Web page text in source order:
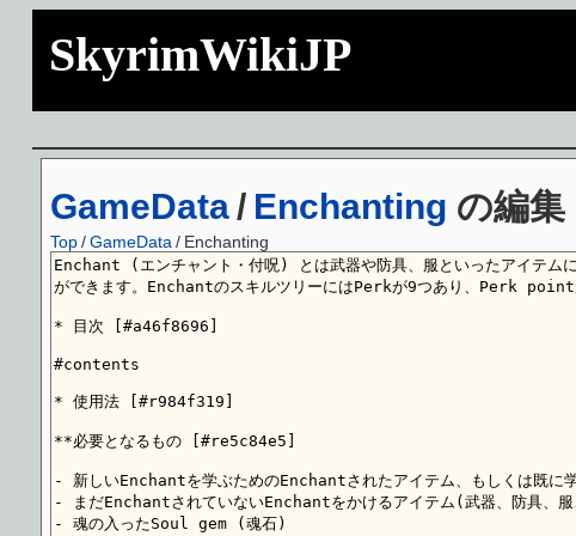
SkyrimWikiJP
GameData / Enchanting の編集
Top/GameData / Enchanting